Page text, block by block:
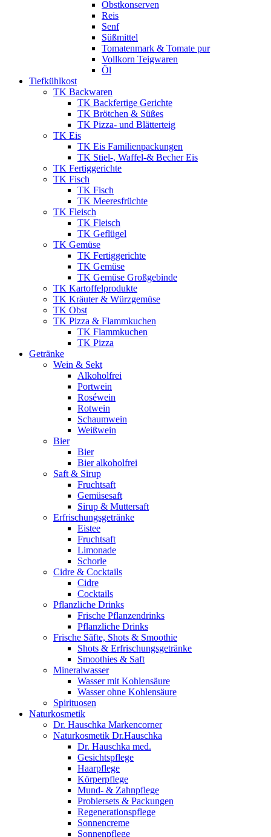
Obstkonserven
Reis
Senf
Süßmittel
Tomatenmark & Tomate pur
Vollkorn Teigwaren
Öl
Tiefkühlkost
TK Backwaren
TK Backfertige Gerichte
TK Brötchen & Süßes
TK Pizza- und Blätterteig
TK Eis
TK Eis Familienpackungen
TK Stiel-, Waffel-& Becher Eis
TK Fertiggerichte
TK Fisch
TK Fisch
TK Meeresfrüchte
TK Fleisch
TK Fleisch
TK Geflügel
TK Gemüse
TK Fertiggerichte
TK Gemüse
TK Gemüse Großgebinde
TK Kartoffelprodukte
TK Kräuter & Würzgemüse
TK Obst
TK Pizza & Flammkuchen
TK Flammkuchen
TK Pizza
Getränke
Wein & Sekt
Alkoholfrei
Portwein
Roséwein
Rotwein
Schaumwein
Weißwein
Bier
Bier
Bier alkoholfrei
Saft & Sirup
Fruchtsaft
Gemüsesaft
Sirup & Muttersaft
Erfrischungsgetränke
Eistee
Fruchtsaft
Limonade
Schorle
Cidre & Cocktails
Cidre
Cocktails
Pflanzliche Drinks
Frische Pflanzendrinks
Pflanzliche Drinks
Frische Säfte, Shots & Smoothie
Shots & Erfrischungsgetränke
Smoothies & Saft
Mineralwasser
Wasser mit Kohlensäure
Wasser ohne Kohlensäure
Spirituosen
Naturkosmetik
Dr. Hauschka Markencorner
Naturkosmetik Dr.Hauschka
Dr. Hauschka med.
Gesichtspflege
Haarpflege
Körperpflege
Mund- & Zahnpflege
Probiersets & Packungen
Regenerationspflege
Sonnencreme
Sonnenpflege